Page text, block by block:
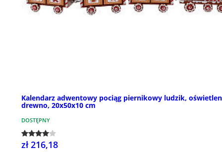
Kalendarz adwentowy pociąg piernikowy ludzik,
drewno, 20x50x10 cm
DOSTĘPNY
zł 216,18